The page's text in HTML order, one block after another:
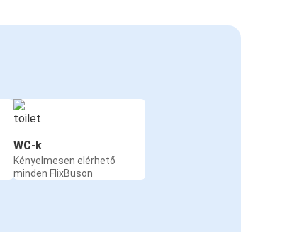
WC-k
Kényelmesen elérhető
minden FlixBuson